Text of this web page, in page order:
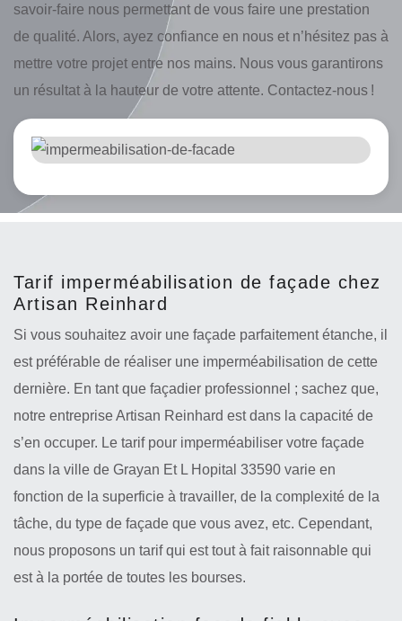
savoir-faire nous permettant de vous faire une prestation
de qualité. Alors, ayez confiance en nous et n’hésitez pas à
mettre votre projet entre nos mains. Nous vous garantirons
un résultat à la hauteur de votre attente. Contactez-nous !
Tarif imperméabilisation de façade chez
Artisan Reinhard
Si vous souhaitez avoir une façade parfaitement étanche, il
est préférable de réaliser une imperméabilisation de cette
dernière. En tant que façadier professionnel ; sachez que,
notre entreprise Artisan Reinhard est dans la capacité de
s’en occuper. Le tarif pour imperméabiliser votre façade
dans la ville de Grayan Et L Hopital 33590 varie en
fonction de la superficie à travailler, de la complexité de la
tâche, du type de façade que vous avez, etc. Cependant,
nous proposons un tarif qui est tout à fait raisonnable qui
est à la portée de toutes les bourses.